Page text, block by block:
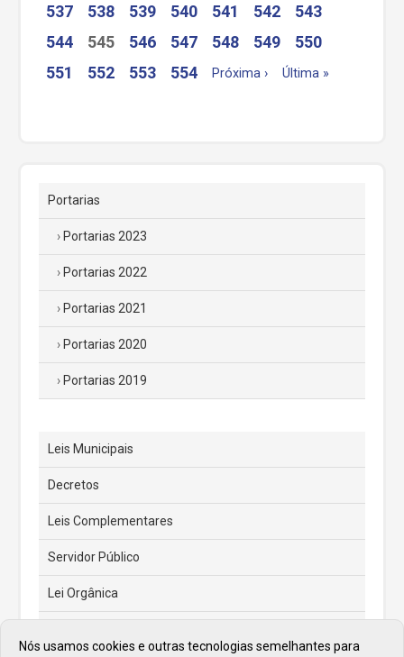
537
538 539 540 541 542
543
544
545 546 547 548 549
550
551
552 553 554 Próxima › Última »
Portarias
Portarias 2023
Portarias 2022
Portarias 2021
Portarias 2020
Portarias 2019
Leis Municipais
Decretos
Leis Complementares
Servidor Público
Lei Orgânica
Nós usamos cookies e outras tecnologias semelhantes para